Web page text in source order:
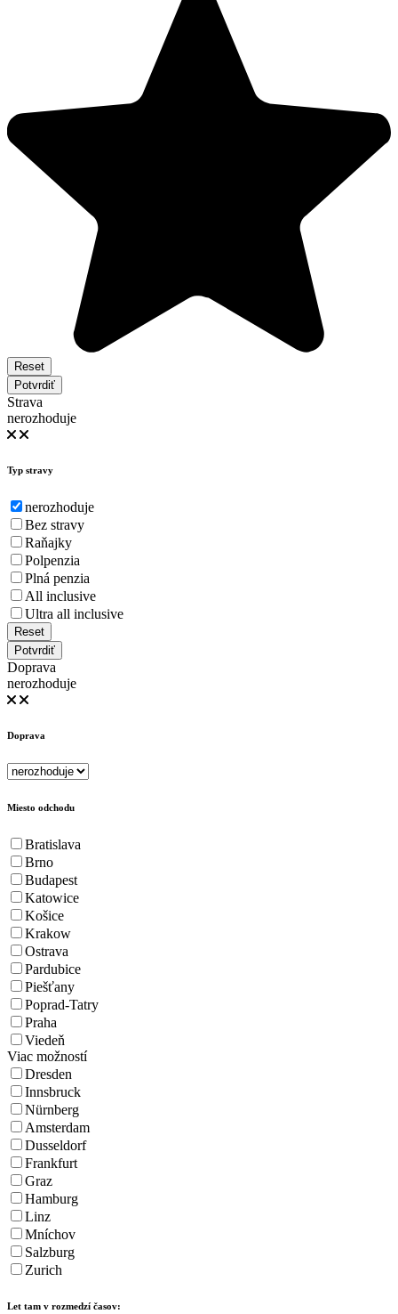
Reset
Potvrdiť
Strava
nerozhoduje
Typ stravy
nerozhoduje
Bez stravy
Raňajky
Polpenzia
Plná penzia
All inclusive
Ultra all inclusive
Reset
Potvrdiť
Doprava
nerozhoduje
Doprava
Miesto odchodu
Bratislava
Brno
Budapest
Katowice
Košice
Krakow
Ostrava
Pardubice
Piešťany
Poprad-Tatry
Praha
Viedeň
Viac možností
Dresden
Innsbruck
Nürnberg
Amsterdam
Dusseldorf
Frankfurt
Graz
Hamburg
Linz
Mníchov
Salzburg
Zurich
Let tam v rozmedzí časov: